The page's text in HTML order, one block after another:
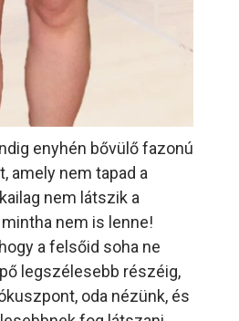
enyhén bővülő fazonú
amely nem tapad a
nem látszik a
nem is lenne!
a felsőid soha ne
legszélesebb részéig,
oda nézünk, és